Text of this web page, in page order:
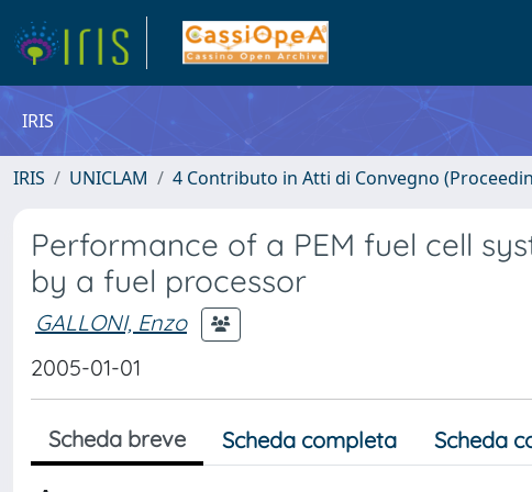
IRIS
IRIS UNICLAM 4 Contributo in Atti di Convegno
Performance of a PEM fuel cell
by a fuel processor
GALLONI, Enzo
2005-01-01
Scheda breve Scheda completa Scheda